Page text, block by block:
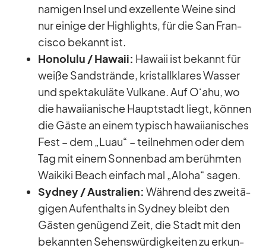
na­mi­gen In­sel und ex­zel­lente Weine sind
nur ei­nige der High­lights, für die San Fran­
cisco be­kannt ist.
Ho­no­lulu /​ Ha­waii: Ha­waii ist be­kannt für
weiße Sand­strände, kris­tall­kla­res Was­ser
und spek­ta­ku­läte Vul­kane. Auf O‘ahu, wo
die ha­wai­ia­ni­sche Haupt­stadt liegt, kön­nen
die Gäste an ei­nem ty­pisch ha­wai­ia­ni­sches
Fest – dem „Luau“ – teil­neh­men oder dem
Tag mit ei­nem Son­nen­bad am be­rühm­ten
Wai­kiki Beach ein­fach mal „Aloha“ sa­gen.
Syd­ney /​ Aus­tra­lien: Wäh­rend des zwei­tä­
gi­gen Auf­ent­halts in Syd­ney bleibt den
Gäs­ten ge­nü­gend Zeit, die Stadt mit den
be­kann­ten Se­hens­wür­dig­kei­ten zu er­kun­